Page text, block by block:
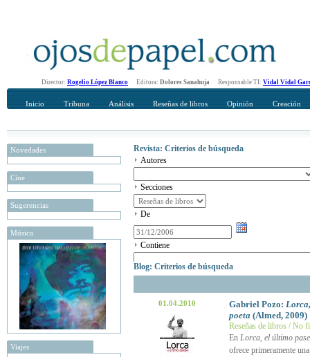
Director: Rogelio López Blanco Editora: Dolores Sanahuja Responsable TI: Vidal Vidal
Inicio Tribuna Análisis Reseñas de libros Opinión Creación
Novedades
Cine
Sugerencias
Música
Viajes
Revista: Criterios de búsqueda
Autores
Secciones
De
Contiene
Blog: Criterios de búsqueda
01.04.2010 Gabriel Pozo:
poeta (Almed, 2009)
Reseñas de libros / No
En Lorca, el último
ofrece primeramente